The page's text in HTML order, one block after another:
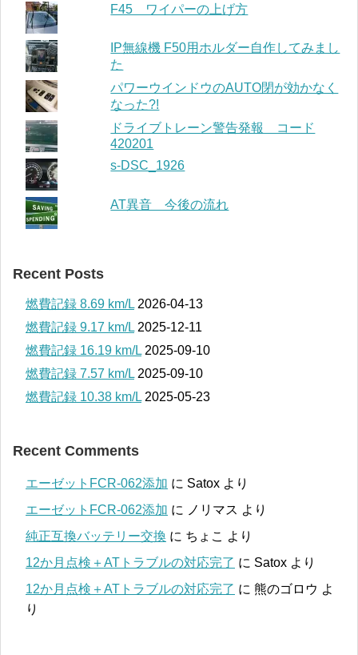
F45 ワイパーの上げ方
IP無線機 F50用ホルダー自作してみまし
た
パワーウインドウのAUTO閉が効かなく
なった?!
ドライブトレーン警告発報 コード
420201
s-DSC_1926
AT異音 今後の流れ
Recent Posts
燃費記録 8.69 km/L 2026-04-13
燃費記録 9.17 km/L 2025-12-11
燃費記録 16.19 km/L 2025-09-10
燃費記録 7.57 km/L 2025-09-10
燃費記録 10.38 km/L 2025-05-23
Recent Comments
エーゼットFCR-062添加 に Satox より
エーゼットFCR-062添加 に ノリマス より
純正互換バッテリー交換 に ちょこ より
12か月点検＋ATトラブルの対応完了 に Satox より
12か月点検＋ATトラブルの対応完了 に 熊のゴロウ よ
り